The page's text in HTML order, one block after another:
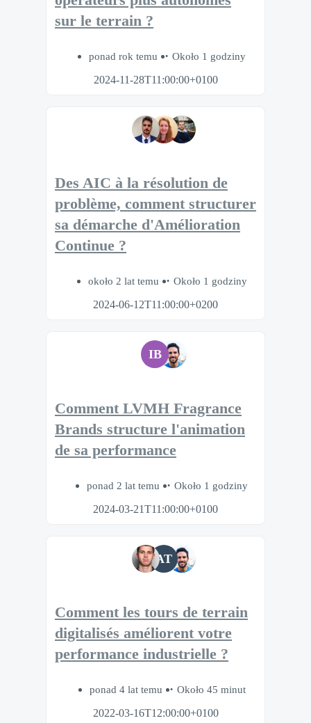
sur le terrain ?
ponad rok temu
Około 1 godziny
2024-11-28T11:00:00+0100
Des AIC à la résolution de
problème, comment structurer
sa démarche d'Amélioration
Continue ?
około 2 lat temu
Około 1 godziny
2024-06-12T11:00:00+0200
IB
Comment LVMH Fragrance
Brands structure l'animation
de sa performance
ponad 2 lat temu
Około 1 godziny
2024-03-21T11:00:00+0100
AT
Comment les tours de terrain
digitalisés améliorent votre
performance industrielle ?
ponad 4 lat temu
Około 45 minut
2022-03-16T12:00:00+0100